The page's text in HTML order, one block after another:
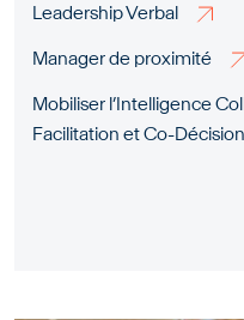
Leadership Verbal
Manager de proximité
Mobiliser l’Intelligence
Facilitation et Co-Décision